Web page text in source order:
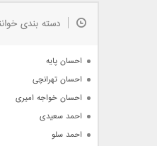
جدیدترین ها
دسته بندی
احسان پایه
احسان تهرانچی
احسان خواجه امیری
احمد سعیدی
احمد سلو